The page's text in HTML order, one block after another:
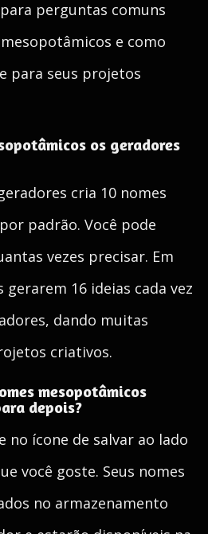
perguntas comuns
e como
para seus projetos
os geradores
cria 10 nomes
padrão. Você pode
vezes precisar. Em
gerarem 16 ideias cada vez
dando muitas
criativos.
mesopotâmicos
depois?
no ícone de salvar ao lado
você goste. Seus nomes
no armazenamento